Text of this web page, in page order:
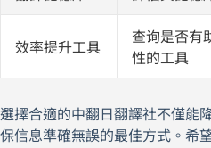
效率提升工具
查询是否有
性的工具
選擇合適的中翻日翻譯社不僅能
保信息準確無誤的最佳方式。希